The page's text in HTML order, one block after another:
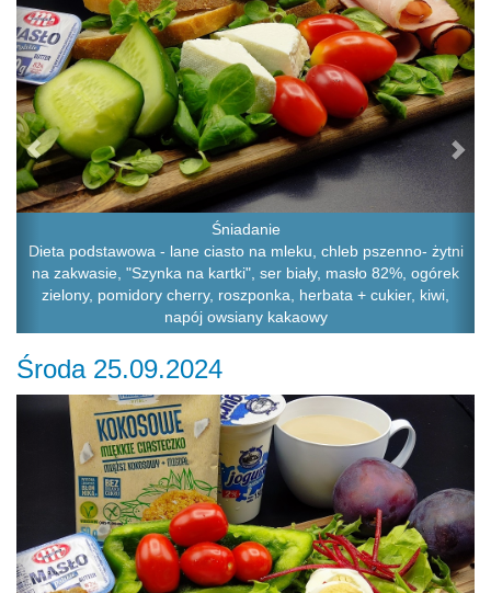
Śniadanie
Dieta podstawowa - lane ciasto na mleku, chleb pszenno- żytni
na zakwasie, "Szynka na kartki", ser biały, masło 82%, ogórek
zielony, pomidory cherry, roszponka, herbata + cukier, kiwi,
napój owsiany kakaowy
Środa 25.09.2024
Previous